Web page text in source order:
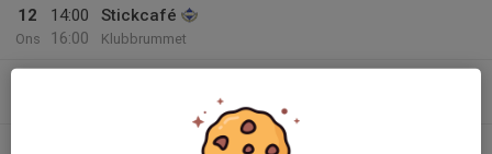
12
Ons
14:00
16:00
Stickcafé
Klubbrummet
Hedensborg Stora lokalen